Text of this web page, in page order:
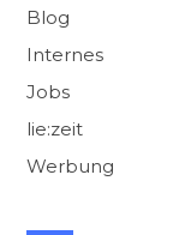
Blog
Internes
Jobs
lie:zeit
Werbung